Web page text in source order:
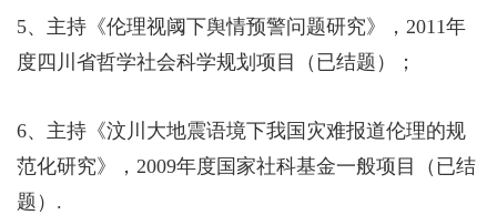
5、主持《伦理视阈下舆情预警问题研究》， 2011年
度四川省哲学社会科学规划项目（已结题）；
6、主持《汶川大地震语境下我国灾难报道伦理的规
范化研究》， 2009年度国家社科基金一般项目（已结
题） .